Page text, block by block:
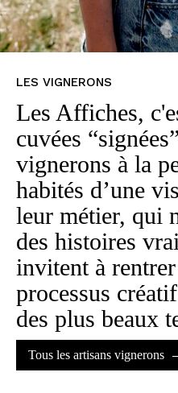
LES VIGNERONS
Les Affiches,
cuvées
vignerons à la
habités d’une
leur métier, qui
des histoires
invitent à
processus
des plus beaux
Tous les artisans vignerons